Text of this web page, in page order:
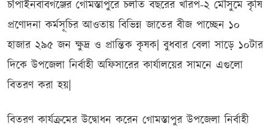
চাঁপাইনবাবগঞ্জের গোমস্তাপুরে চলতি বছরের খরিপ-২ মৌসুমে কৃষি
প্রণোদনা কর্মসূচির আওতায় বিভিন্ন জাতের বীজ পাচ্ছেন ১০
হাজার ২৯৫ জন ক্ষুদ্র ও প্রান্তিক কৃষক| বুধবার বেলা সাড়ে ১০টার
দিকে উপজেলা নির্বাহী অফিসারের কার্যালয়ের সামনে এগুলো
বিতরণ করা হয়|
বিতরণ কার্যক্রমের উদ্বোধন করেন গোমস্তাপুর উপজেলা নির্বাহী